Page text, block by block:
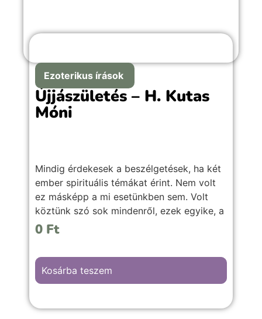
Ezoterikus írások
Újjászületés – H. Kutas
Móni
Mindig érdekesek a beszélgetések, ha két
ember spirituális témákat érint. Nem volt
ez másképp a mi esetünkben sem. Volt
köztünk szó sok mindenről, ezek egyike, a
reinkarnáció kérdése is lenyűgöző volt
részét adom most közre.
0 Ft
Kosárba teszem